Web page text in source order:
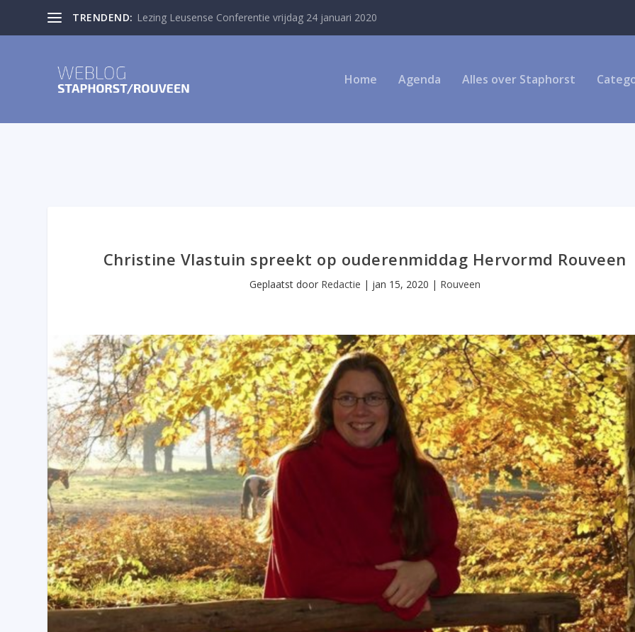
TRENDEND: Lezing Leusense Conferentie vrijdag 24 januari 2020
Home Agenda Alles over Staphorst
Christine Vlastuin spreekt op ouderenmiddag Hervormd Rouveen
Geplaatst door Redactie | jan 15, 2020 | Rouveen